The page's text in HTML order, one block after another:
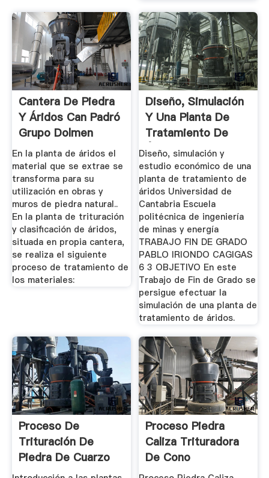
Cantera De Piedra
Y Áridos Can Padró
Grupo Dolmen
En la planta de áridos el
material que se extrae se
transforma para su
utilización en obras y
muros de piedra natural..
En la planta de trituración
y clasificación de áridos,
situada en propia cantera,
se realiza el siguiente
proceso de tratamiento de
los materiales:
Diseño, Simulación
Y Una Planta De
Tratamiento De
Áridos
Diseño, simulación y
estudio económico de una
planta de tratamiento de
áridos Universidad de
Cantabria Escuela
politécnica de ingeniería
de minas y energía
TRABAJO FIN DE GRADO
PABLO IRIONDO CAGIGAS
6 3 OBJETIVO En este
Trabajo de Fin de Grado se
persigue efectuar la
simulación de una planta de
tratamiento de áridos.
Proceso De
Trituración De
Piedra De Cuarzo
Proceso Piedra
Caliza Trituradora
De Cono